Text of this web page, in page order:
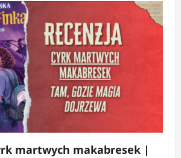
martwych makabresek |